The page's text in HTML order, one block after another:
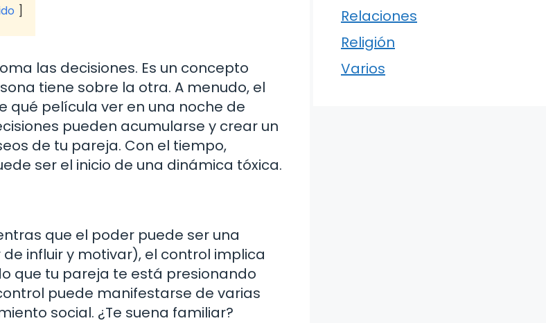
las decisiones. Es un concepto
tiene sobre la otra. A menudo, el
qué película ver en una noche de
pueden acumularse y crear un
de tu pareja. Con el tiempo,
ser el inicio de una dinámica tóxica.
que el poder puede ser una
influir y motivar), el control implica
que tu pareja te está presionando
puede manifestarse de varias
social. ¿Te suena familiar?
Relaciones
Religión
Varios